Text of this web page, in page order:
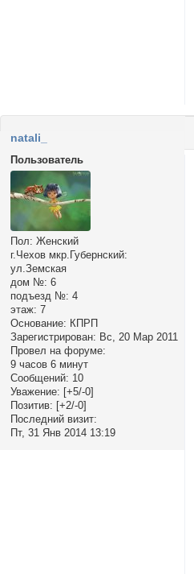
nаtali_
Пользователь
Пол: Женский
г.Чехов мкр.Губернский:
ул.Земская
дом №: 6
подъезд №: 4
этаж: 7
Основание: КПРП
Зарегистрирован: Вс, 20 Мар 2011
Провел на форуме:
9 часов 6 минут
Сообщений: 10
Уважение: [+5/-0]
Позитив: [+2/-0]
Последний визит:
Пт, 31 Янв 2014 13:19